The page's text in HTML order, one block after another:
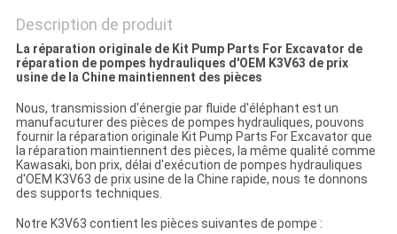
Description de produit
La réparation originale de Kit Pump Parts For Excavator de
réparation de pompes hydrauliques d'OEM K3V63 de prix
usine de la Chine maintiennent des pièces
Nous, transmission d'énergie par fluide d'éléphant est un
manufacuturer des pièces de pompes hydrauliques, pouvons
fournir la réparation originale Kit Pump Parts For Excavator que
la réparation maintiennent des pièces, la même qualité comme
Kawasaki, bon prix, délai d'exécution de pompes hydrauliques
d'OEM K3V63 de prix usine de la Chine rapide, nous te donnons
des supports techniques.
Notre K3V63 contient les pièces suivantes de pompe :